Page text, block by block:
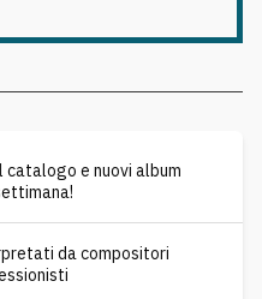
e nuovi album
da compositori